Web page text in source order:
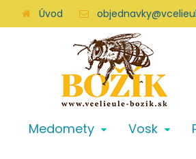
Úvod
Medomety Vosk